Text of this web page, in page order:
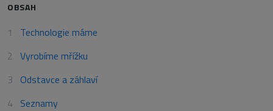
OBSAH
Technologie máme
Vyrobíme mřížku
Odstavce a záhlaví
Seznamy